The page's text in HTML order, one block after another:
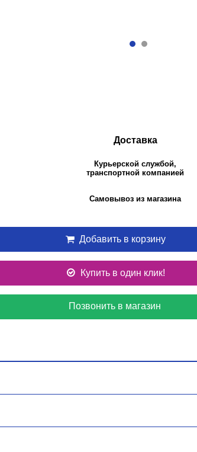
Доставка
Курьерской службой,
транспортной компанией
Самовывоз из магазина
Добавить в корзину
Купить в один клик!
Позвонить в магазин